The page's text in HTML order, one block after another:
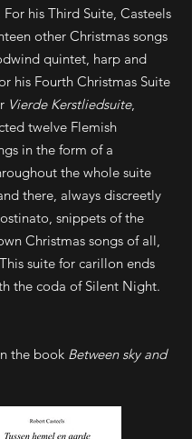
his Third Suite, Casteels
other Christmas songs
quintet, harp and
his Fourth Christmas Suite
Vierde Kerstliedsuite,
twelve Flemish
in the form of a
the whole suite
there, always discreetly
snippets of the
Christmas songs of all,
suite for carillon ends
the coda of Silent Night.
the book Between sky and